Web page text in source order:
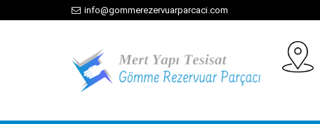
info@gommerezervuarparcaci.com